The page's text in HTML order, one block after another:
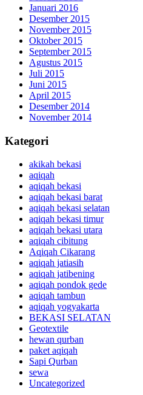
Januari 2016
Desember 2015
November 2015
Oktober 2015
September 2015
Agustus 2015
Juli 2015
Juni 2015
April 2015
Desember 2014
November 2014
Kategori
akikah bekasi
aqiqah
aqiqah bekasi
aqiqah bekasi barat
aqiqah bekasi selatan
aqiqah bekasi timur
aqiqah bekasi utara
aqiqah cibitung
Aqiqah Cikarang
aqiqah jatiasih
aqiqah jatibening
aqiqah pondok gede
aqiqah tambun
aqiqah yogyakarta
BEKASI SELATAN
Geotextile
hewan qurban
paket aqiqah
Sapi Qurban
sewa
Uncategorized